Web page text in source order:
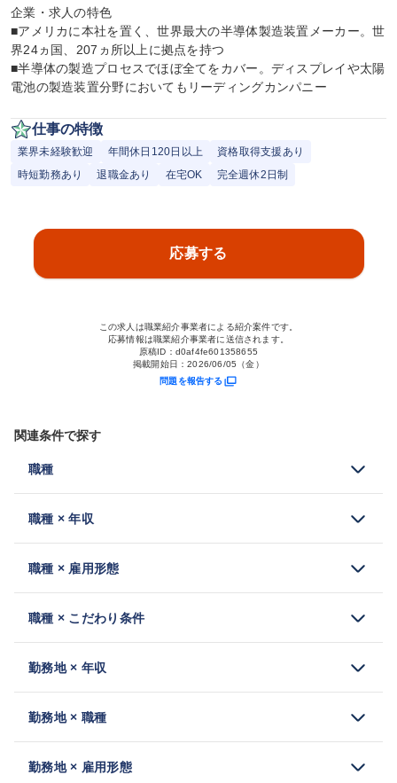
企業・求人の特色
■アメリカに本社を置く、世界最大の半導体製造装置メーカー。世
界24ヵ国、207ヵ所以上に拠点を持つ
■半導体の製造プロセスでほぼ全てをカバー。ディスプレイや太陽
電池の製造装置分野においてもリーディングカンパニー
仕事の特徴
業界未経験歓迎 年間休日120日以上
資格取得支援あり
時短勤務あり
退職金あり 在宅OK 完全週休2日制
応募する
この求人は職業紹介事業者による紹介案件です。
応募情報は職業紹介事業者に送信されます。
原稿ID： d0af4fe601358655
掲載開始日：2026/06/05（金）
問題を報告する
関連条件で探す
職種
職種 × 年収
職種 × 雇用形態
職種 × こだわり条件
勤務地 × 年収
勤務地 × 職種
勤務地 × 雇用形態